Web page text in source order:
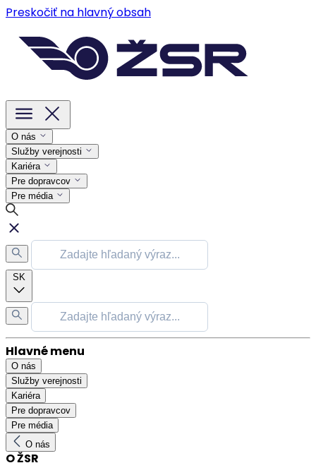
Preskočiť na hlavný obsah
O nás
Služby verejnosti
Kariéra
Pre dopravcov
Pre média
SK
Hlavné menu
O nás
Služby verejnosti
Kariéra
Pre dopravcov
Pre média
O nás
O ŽSR